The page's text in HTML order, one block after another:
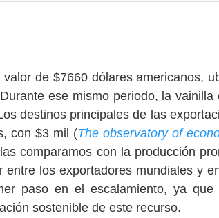
de $7660 dólares americanos,
ese mismo periodo, la vainilla
destinos principales de las
con $3 mil (The observatory of
comparamos con la producción
los exportadores mundiales y
paso en el escalamiento, ya
sostenible de este recurso.